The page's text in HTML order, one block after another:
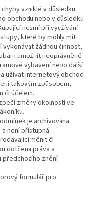
vzniklé v důsledku
obchodu nebo v důsledku
nesmí při využívání
které by mohly mít
vykonávat žádnou činnost,
umožnit neoprávněně
vybavení nebo další
užívat internetový obchod
takovým způsobem,
či účelem.
změny okolností ve
je archivována
není přístupná.
měnit či
dotčena práva a
předchozího znění
formulář pro